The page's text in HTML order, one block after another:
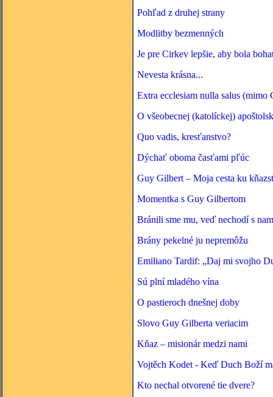
Pohľad z druhej strany
Modlitby bezmenných
Je pre Cirkev lepšie, aby bola
Nevesta krásna...
Extra ecclesiam nulla salus (mimo
O všeobecnej (katolíckej)
Quo vadis, kresťanstvo?
Dýchať oboma časťami pľúc
Guy Gilbert – Moja cesta ku
Momentka s Guy Gilbertom
Bránili sme mu, veď nechodí s
Brány pekelné ju nepremôžu
Emiliano Tardif: „Daj mi svojho
Sú plní mladého vína
O pastieroch dnešnej doby
Slovo Guy Gilberta veriacim
Kňaz – misionár medzi nami
Vojtěch Kodet - Keď Duch Boží
Kto nechal otvorené tie dvere?